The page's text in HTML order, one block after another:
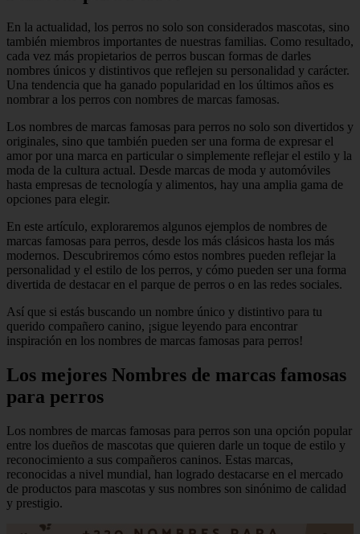
En la actualidad, los perros no solo son considerados mascotas, sino
también miembros importantes de nuestras familias. Como resultado,
cada vez más propietarios de perros buscan formas de darles
nombres únicos y distintivos que reflejen su personalidad y carácter.
Una tendencia que ha ganado popularidad en los últimos años es
nombrar a los perros con nombres de marcas famosas.
Los nombres de marcas famosas para perros no solo son divertidos y
originales, sino que también pueden ser una forma de expresar el
amor por una marca en particular o simplemente reflejar el estilo y la
moda de la cultura actual. Desde marcas de moda y automóviles
hasta empresas de tecnología y alimentos, hay una amplia gama de
opciones para elegir.
En este artículo, exploraremos algunos ejemplos de nombres de
marcas famosas para perros, desde los más clásicos hasta los más
modernos. Descubriremos cómo estos nombres pueden reflejar la
personalidad y el estilo de los perros, y cómo pueden ser una forma
divertida de destacar en el parque de perros o en las redes sociales.
Así que si estás buscando un nombre único y distintivo para tu
querido compañero canino, ¡sigue leyendo para encontrar
inspiración en los nombres de marcas famosas para perros!
Los mejores Nombres de marcas famosas
para perros
Los nombres de marcas famosas para perros son una opción popular
entre los dueños de mascotas que quieren darle un toque de estilo y
reconocimiento a sus compañeros caninos. Estas marcas,
reconocidas a nivel mundial, han logrado destacarse en el mercado
de productos para mascotas y sus nombres son sinónimo de calidad
y prestigio.